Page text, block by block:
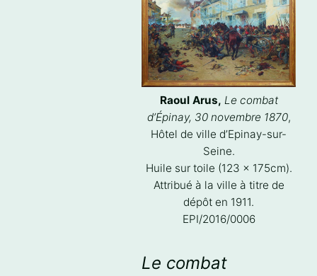
Raoul Arus, Le combat
d’Épinay, 30 novembre 1870,
Hôtel de ville d’Epinay-sur-
Seine.
Huile sur toile (123 x 175cm).
Attribué à la ville à titre de
dépôt en 1911.
EPI/2016/0006
Le combat